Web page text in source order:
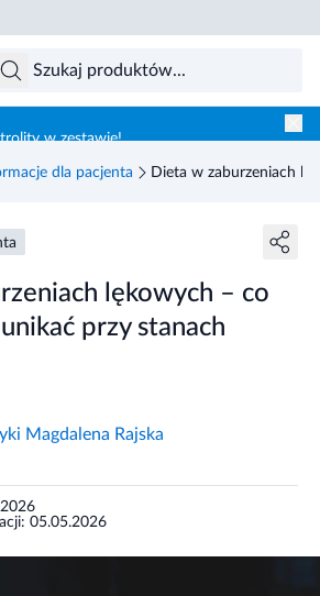
w zestawie!
dla pacjenta Dieta w zaburzeniach
lękowych – co
przy stanach
Magdalena Rajska
05.05.2026